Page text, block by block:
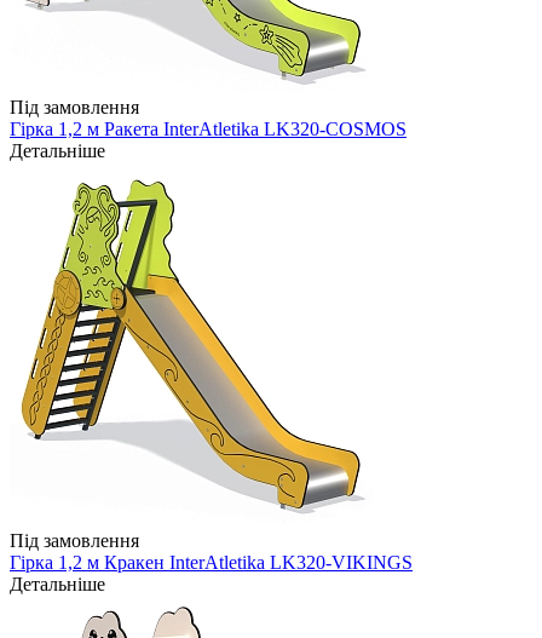
Під замовлення
Гірка 1,2 м Ракета InterAtletika LK320-COSMOS
Детальніше
Під замовлення
Гірка 1,2 м Кракен InterAtletika LK320-VIKINGS
Детальніше